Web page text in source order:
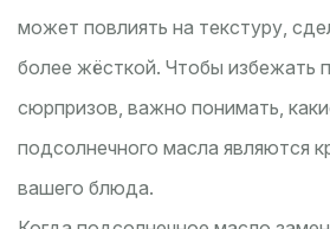
может повлиять на текстуру,
более жёсткой. Чтобы избежать
сюрпризов, важно понимать,
подсолнечного масла являются
вашего блюда.